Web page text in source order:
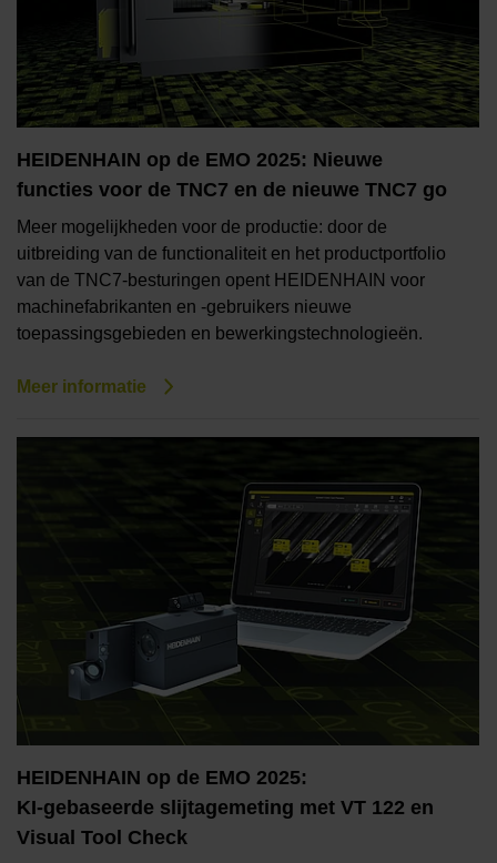
HEIDENHAIN op de EMO 2025: Nieuwe
functies voor de TNC7 en de nieuwe TNC7 go
Meer mogelijkheden voor de productie: door de
uitbreiding van de functionaliteit en het productportfolio
van de TNC7-besturingen opent HEIDENHAIN voor
machinefabrikanten en -gebruikers nieuwe
toepassingsgebieden en bewerkingstechnologieën.
Meer informatie
HEIDENHAIN op de EMO 2025:
KI-gebaseerde slijtagemeting met VT 122 en
Visual Tool Check